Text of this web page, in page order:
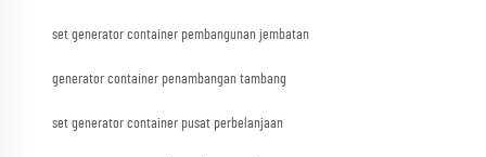
set generator container pembangunan jembatan
generator container penambangan tambang
set generator container pusat perbelanjaan